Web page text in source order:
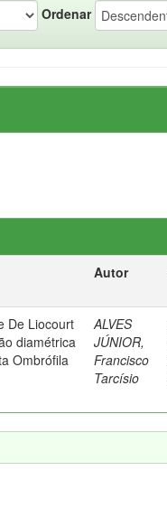
Ordenar
Autor
De Liocourt
diamétrica
Ombrófila
ALVES
JÚNIOR,
Francisco
Tarcísio